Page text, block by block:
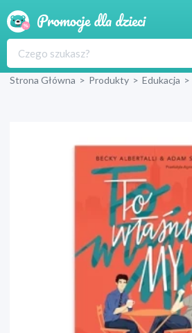
Produkty
Blog
Wyprawka
Strona Główna > Produkty > Edukacja >